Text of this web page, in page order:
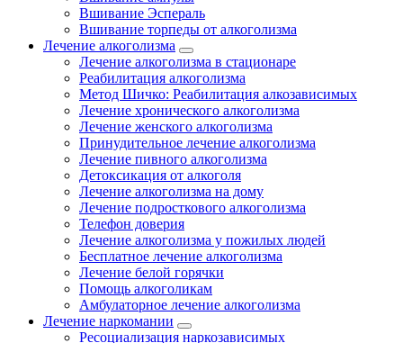
Вшивание Эспераль
Вшивание торпеды от алкоголизма
Лечение алкоголизма
Лечение алкоголизма в стационаре
Реабилитация алкоголизма
Метод Шичко: Реабилитация алкозависимых
Лечение хронического алкоголизма
Лечение женского алкоголизма
Принудительное лечение алкоголизма
Лечение пивного алкоголизма
Детоксикация от алкоголя
Лечение алкоголизма на дому
Лечение подросткового алкоголизма
Телефон доверия
Лечение алкоголизма у пожилых людей
Бесплатное лечение алкоголизма
Лечение белой горячки
Помощь алкоголикам
Амбулаторное лечение алкоголизма
Лечение наркомании
Ресоциализация наркозависимых